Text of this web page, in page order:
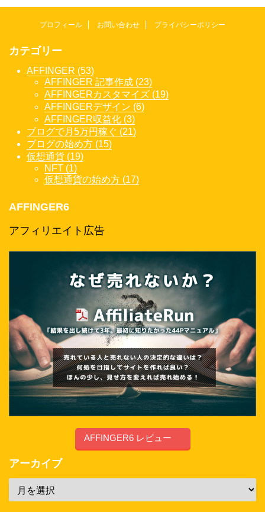
プロフィール お問い合わせ プライバシーポリシー
カテゴリー
AFFINGER (53)
AFFINGER 記事作成 (23)
AFFINGERカスタマイズ (19)
AFFINGERデザイン (6)
AFFINGER収益化 (3)
ブログで月5万円稼ぐ (21)
ブログの始め方 (15)
仮想通貨 (19)
NFT (1)
仮想通貨の始め方 (17)
AFFINGER6
アフィリエイト広告
AFFINGER6 レビュー
アーカイブ